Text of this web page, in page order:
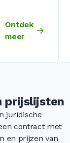
Ontdek
meer
prijslijsten
juridische
contract met
en prijzen van